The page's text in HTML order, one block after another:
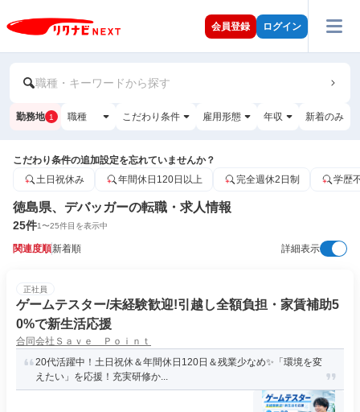
会員登録 ログイン
職種・キーワードから探す
勤務地 1 職種 こだわり条件 雇用形態 年収 新着のみ
こだわり条件の追加設定を忘れていませんか？
土日祝休み
年間休日120日以上 完全週休2日制 学歴
徳島県、デバッガーの転職・求人情報
25件1〜25件目を表示中
関連度順新着順 詳細表示
正社員
ゲームテスター/未経験歓迎!引越し全額負担・家賃補助5
0%で新生活応援
合同会社Ｓａｖｅ Ｐｏｉｎｔ
20代活躍中！土日祝休＆年間休日120日＆残業少なめ✨「環境を変
えたい」を応援！充実研修か...